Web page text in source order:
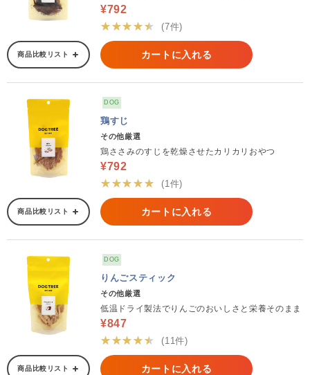
¥792
★★★★★
(7件)
商品比較リスト カートに入れる
DOG
鶏すじ
その他厳選
鶏ささみのすじを乾燥させたカリカリおやつ
¥792
★★★★★
(1件)
商品比較リスト カートに入れる
DOG
りんごスティック
その他厳選
低温ドライ製法でりんごのおいしさと栄養そのまま
¥847
★★★★★
(11件)
商品比較リスト カートに入れる